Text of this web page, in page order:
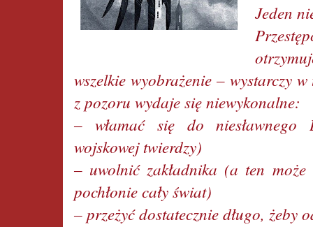
Jeden
wszelkie wyobrażenie – wystarczy
z pozoru wydaje się niewykonalne:
– włamać się do niesławnego
wojskowej twierdzy)
– uwolnić zakładnika (a ten może
pochłonie cały świat)
– przeżyć dostatecznie długo, żeby